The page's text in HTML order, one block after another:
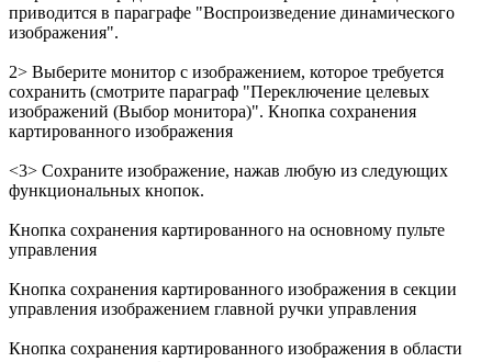
приводится в параграфе "Воспроизведение динамического
изображения".
2> Выберите монитор с изображением, которое требуется
сохранить (смотрите параграф "Переключение целевых
изображений (Выбор монитора)". Кнопка сохранения
картированного изображения
<3> Сохраните изображение, нажав любую из следующих
функциональных кнопок.
Кнопка сохранения картированного на основному пульте
управления
Кнопка сохранения картированного изображения в секции
управления изображением главной ручки управления
Кнопка сохранения картированного изображения в области